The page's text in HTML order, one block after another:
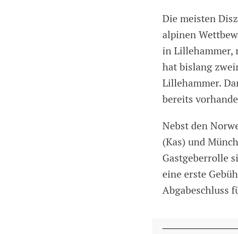
Die meisten
alpinen
in Lillehammer,
hat bislang
Lillehammer.
bereits
Nebst den
(Kas) und
Gastgeberrolle
eine erste
Abgabeschluss